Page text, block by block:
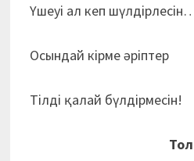
Үшеуі ал кеп
Осындай кірме әріптер
Тілді қалай бүлдірмесін!